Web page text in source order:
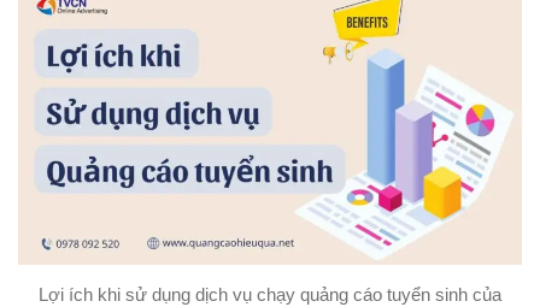
Lợi ích khi sử dụng dịch vụ chạy quảng cáo tuyển sinh của